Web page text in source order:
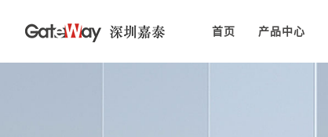
首页 产品中心